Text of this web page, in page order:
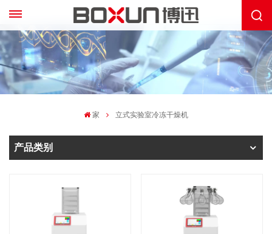
家 立式实验室冷冻干燥机
产品类别